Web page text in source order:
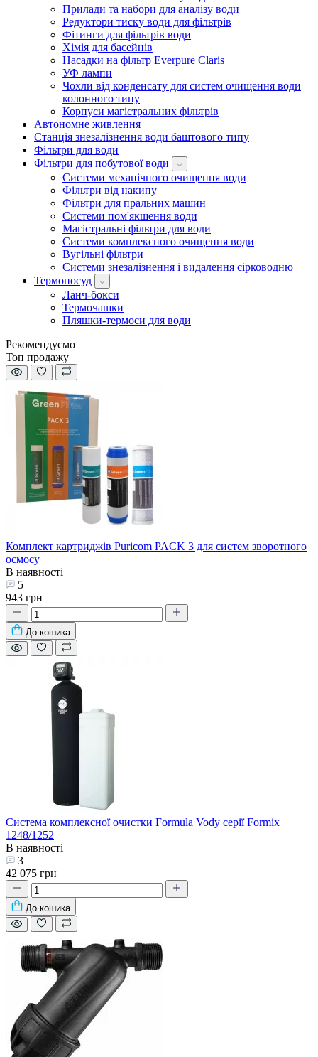
Прилади та набори для аналізу води
Редуктори тиску води для фільтрів
Фітинги для фільтрів води
Хімія для басейнів
Насадки на фільтр Everpure Claris
УФ лампи
Чохли від конденсату для систем очищення води
колонного типу
Корпуси магістральних фільтрів
Автономне живлення
Станція знезалізнення води баштового типу
Фільтри для води
Фільтри для побутової води
Системи механічного очищення води
Фільтри від накипу
Фільтри для пральних машин
Системи пом'якшення води
Магістральні фільтри для води
Системи комплексного очищення води
Вугільні фільтри
Системи знезалізнення і видалення сірководню
Термопосуд
Ланч-бокси
Термочашки
Пляшки-термоси для води
Рекомендуємо
Топ продажу
Комплект картриджів Puricom PACK 3 для систем зворотного
осмосу
В наявності
5
943 грн
До кошика
Система комплексної очистки Formula Vody серії Formix
1248/1252
В наявності
3
42 075 грн
До кошика